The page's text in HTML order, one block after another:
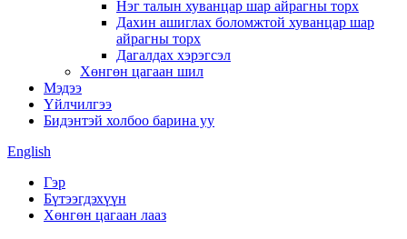
Нэг талын хуванцар шар айрагны торх
Дахин ашиглах боломжтой хуванцар шар
айрагны торх
Дагалдах хэрэгсэл
Хөнгөн цагаан шил
Мэдээ
Үйлчилгээ
Бидэнтэй холбоо барина уу
English
Гэр
Бүтээгдэхүүн
Хөнгөн цагаан лааз